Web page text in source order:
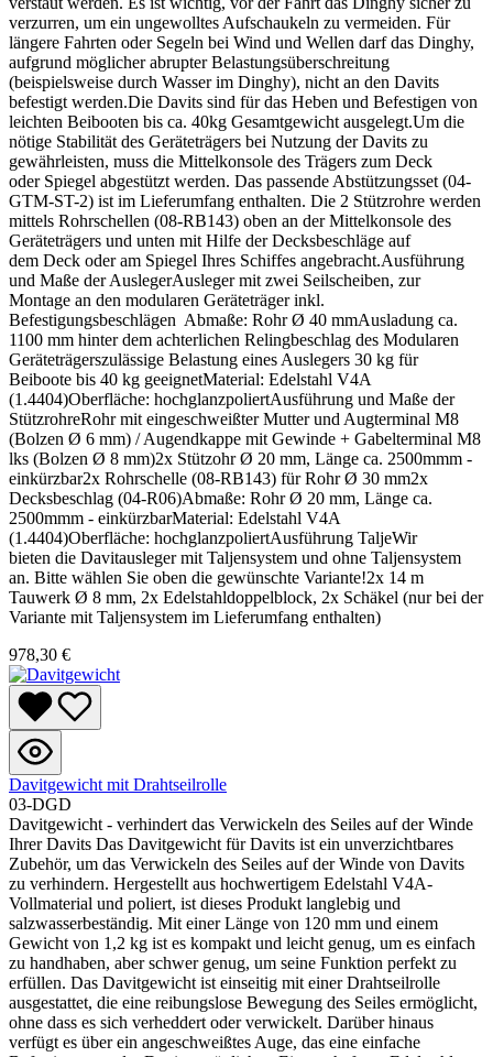
verzurren, um ein ungewolltes Aufschaukeln zu vermeiden. Für
längere Fahrten oder Segeln bei Wind und Wellen darf das Dinghy,
aufgrund möglicher abrupter Belastungsüberschreitung
(beispielsweise durch Wasser im Dinghy), nicht an den Davits
befestigt werden.Die Davits sind für das Heben und Befestigen von
leichten Beibooten bis ca. 40kg Gesamtgewicht ausgelegt.Um die
nötige Stabilität des Geräteträgers bei Nutzung der Davits zu
gewährleisten, muss die Mittelkonsole des Trägers zum Deck
oder Spiegel abgestützt werden. Das passende Abstützungsset (04-
GTM-ST-2) ist im Lieferumfang enthalten. Die 2 Stützrohre werden
mittels Rohrschellen (08-RB143) oben an der Mittelkonsole des
Geräteträgers und unten mit Hilfe der Decksbeschläge auf
dem Deck oder am Spiegel Ihres Schiffes angebracht.Ausführung
und Maße der AuslegerAusleger mit zwei Seilscheiben, zur
Montage an den modularen Geräteträger inkl.
Befestigungsbeschlägen Abmaße: Rohr Ø 40 mmAusladung ca.
1100 mm hinter dem achterlichen Relingbeschlag des Modularen
Geräteträgerszulässige Belastung eines Auslegers 30 kg für
Beiboote bis 40 kg geeignetMaterial: Edelstahl V4A
(1.4404)Oberfläche: hochglanzpoliertAusführung und Maße der
StützrohreRohr mit eingeschweißter Mutter und Augterminal M8
(Bolzen Ø 6 mm) / Augendkappe mit Gewinde + Gabelterminal M8
lks (Bolzen Ø 8 mm)2x Stützohr Ø 20 mm, Länge ca. 2500mmm -
einkürzbar2x Rohrschelle (08-RB143) für Rohr Ø 30 mm2x
Decksbeschlag (04-R06)Abmaße: Rohr Ø 20 mm, Länge ca.
2500mmm - einkürzbarMaterial: Edelstahl V4A
(1.4404)Oberfläche: hochglanzpoliertAusführung TaljeWir
bieten die Davitausleger mit Taljensystem und ohne Taljensystem
an. Bitte wählen Sie oben die gewünschte Variante!2x 14 m
Tauwerk Ø 8 mm, 2x Edelstahldoppelblock, 2x Schäkel (nur bei der
Variante mit Taljensystem im Lieferumfang enthalten)
978,30 €
Davitgewicht mit Drahtseilrolle
03-DGD
Davitgewicht - verhindert das Verwickeln des Seiles auf der Winde
Ihrer Davits Das Davitgewicht für Davits ist ein unverzichtbares
Zubehör, um das Verwickeln des Seiles auf der Winde von Davits
zu verhindern. Hergestellt aus hochwertigem Edelstahl V4A-
Vollmaterial und poliert, ist dieses Produkt langlebig und
salzwasserbeständig. Mit einer Länge von 120 mm und einem
Gewicht von 1,2 kg ist es kompakt und leicht genug, um es einfach
zu handhaben, aber schwer genug, um seine Funktion perfekt zu
erfüllen. Das Davitgewicht ist einseitig mit einer Drahtseilrolle
ausgestattet, die eine reibungslose Bewegung des Seiles ermöglicht,
ohne dass es sich verheddert oder verwickelt. Darüber hinaus
verfügt es über ein angeschweißtes Auge, das eine einfache